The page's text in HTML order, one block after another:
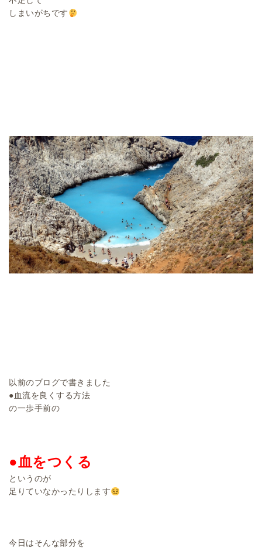
しまいがちです
以前のブログで書きました
●血流を良くする方法
の一歩手前の
●血をつくる
というのが
足りていなかったりします
今日はそんな部分を